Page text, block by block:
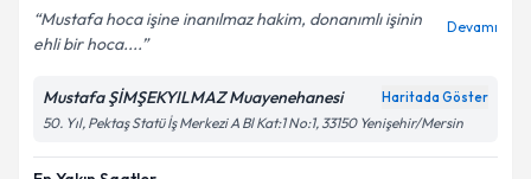
Mustafa hoca işine inanılmaz hakim, donanımlı işinin
ehli bir hoca....
Devamı
Mustafa ŞİMŞEKYILMAZ Muayenehanesi Haritada Göster
50. Yıl, Pektaş Statü İş Merkezi A Bl Kat:1 No:1, 33150 Yenişehir/Mersin